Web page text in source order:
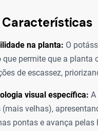
Características
na planta: O
que permite que a
de escassez,
visual específica: A
(mais velhas),
pontas e avança